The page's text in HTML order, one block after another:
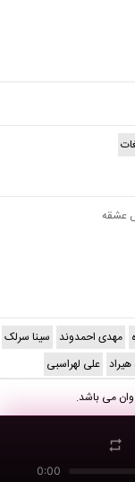
0:00
عشقه
مهدی احمدوند سینا سرلک
علی لهراسبی
می باشد.